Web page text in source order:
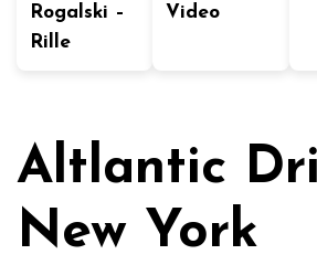
Rogalski –
Rille
Video
Altlantic
New York